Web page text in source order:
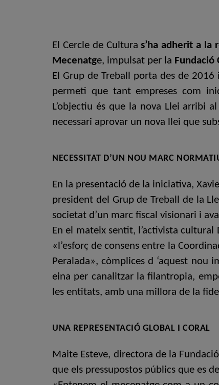
El Cercle de Culturas’ha adherit a la
Mecenatge, impulsat per la Fundació
El Grup de Treball porta des de
permeti que tant empreses com
L’objectiu és que la nova Llei arribi
necessari aprovar un nova llei que
NECESSITAT D’UN NOU MARC
En la presentació de la iniciativa,
president del Grup de Treball de la
societat d’un marc fiscal visionari i
En el mateix sentit, l’activista
«l’esforç de consens entre la
Peralada», còmplices d ‘aquest nou
eina per canalitzar la filantropia,
les entitats, amb una millora de la
UNA REPRESENTACIÓ GLOBAL I CORAL
Maite Esteve, directora de la
que els pressupostos públics que es